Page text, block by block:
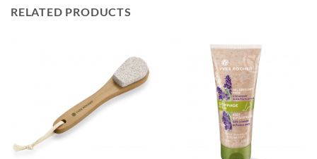
RELATED PRODUCTS